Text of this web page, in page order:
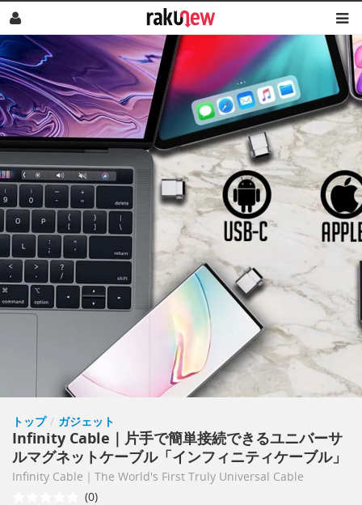
トップ / ガジェット
Infinity Cable｜片手で簡単接続できるユニバーサ
ルマグネットケーブル「インフィニティケーブル」
Infinity Cable｜The World's First Truly Universal Cable
(0)